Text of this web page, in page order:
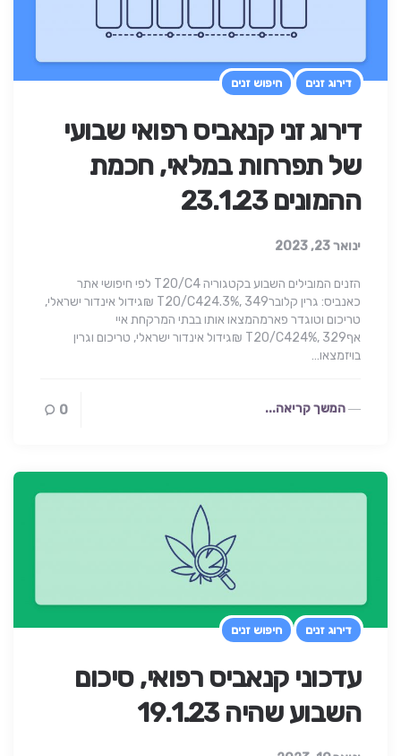
דירוג זנים חיפוש זנים
דירוג זני קנאביס רפואי שבועי
של תפרחות במלאי, חכמת
ההמונים 23.1.23
ינואר 23, 2023
הזנים המובילים השבוע בקטגוריה T20/C4 לפי חיפושי אתר
כאנביס: גרין קלוברT20/C424.3%, 349 ₪גידול אינדור ישראלי,
טריכום וטוגדר פארמהמצאו אותו בבתי המרקחת איי
אףT20/C424%, 329 ₪גידול אינדור ישראלי, טריכום וגרין
בויזמצאו…
המשך קריאה... 0
דירוג זנים חיפוש זנים
עדכוני קנאביס רפואי, סיכום
השבוע שהיה 19.1.23